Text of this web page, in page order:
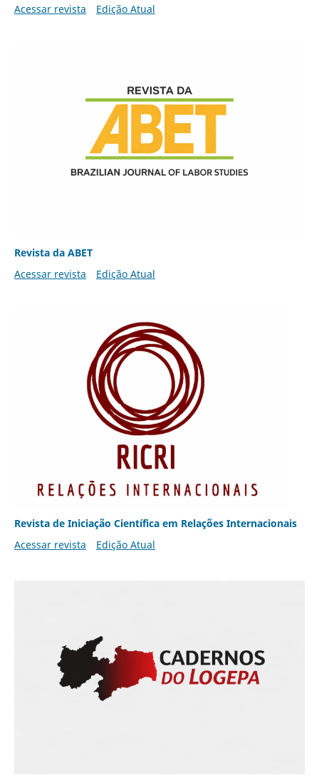
Acessar revista Edição Atual
Revista da ABET
Acessar revista
Edição Atual
Revista de Iniciação Científica em Relações Internacionais
Acessar revista
Edição Atual